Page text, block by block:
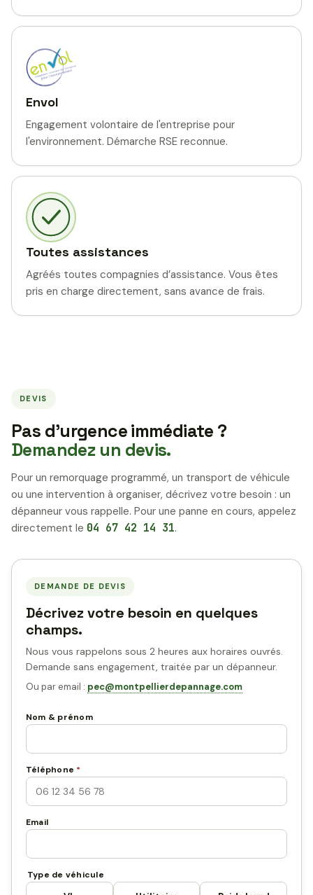
Envol
Engagement volontaire de l'entreprise pour
l'environnement. Démarche RSE reconnue.
Toutes assistances
Agréés toutes compagnies d’assistance. Vous êtes
pris en charge directement, sans avance de frais.
DEVIS
Pas d’urgence immédiate ?
Demandez un devis.
Pour un remorquage programmé, un transport de véhicule
ou une intervention à organiser, décrivez votre besoin : un
dépanneur vous rappelle. Pour une panne en cours, appelez
directement le 04 67 42 14 31.
DEMANDE DE DEVIS
Décrivez votre besoin en quelques
champs.
Nous vous rappelons sous 2 heures aux horaires ouvrés.
Demande sans engagement, traitée par un dépanneur.
Ou par email : pec@montpellierdepannage.com
Nom & prénom
Téléphone *
Email
Type de véhicule